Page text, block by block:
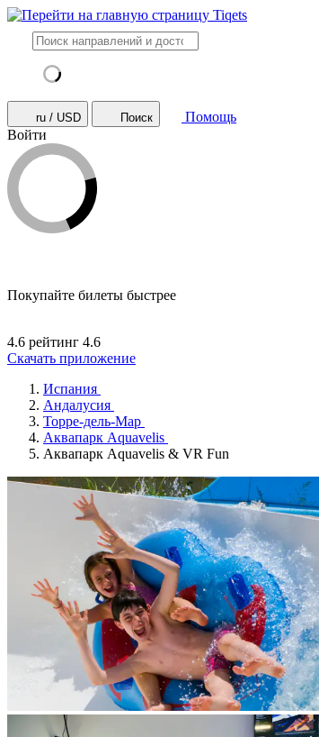
ru / USD Поиск
Помощь
Войти
Покупайте билеты быстрее
4.6 рейтинг 4.6
Скачать приложение
Испания
Андалусия
Торре-дель-Мар
Аквапарк Aquavelis
Аквапарк Aquavelis & VR Fun